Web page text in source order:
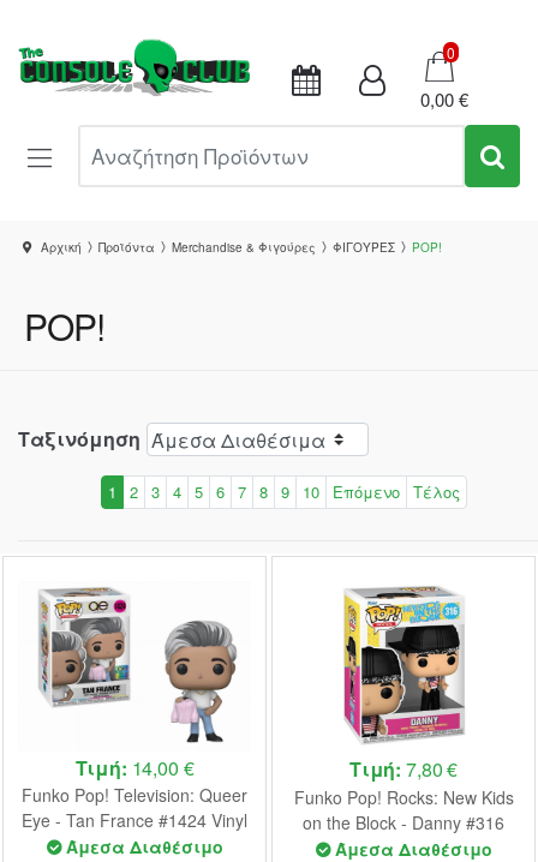
Καλάθι
0
0,00 €
Αρχική Προϊόντα Merchandise & Φιγούρες ΦΙΓΟΥΡΕΣ POP!
POP!
Ταξινόμηση
1 2 3 4 5 6 7 8 9 10 Επόμενο Τέλος
Τιμή: 14,00 €
Funko Pop! Television: Queer
Eye - Tan France #1424 Vinyl
Figure
Άμεσα Διαθέσιμο
Τιμή: 7,80 €
Funko Pop! Rocks: New Kids
on the Block - Danny #316
Vinyl Figure
Άμεσα Διαθέσιμο